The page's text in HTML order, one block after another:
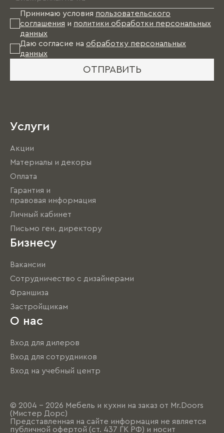
Принимаю условия пользовательского
соглашения и политики обработки персональных
данных
Даю согласие на обработку персональных
данных
ОТПРАВИТЬ
Услуги
Акции
Материалы и декоры
Оплата
Гарантия и
правовая информация
Личный кабинет
Письмо ген. директору
Бизнесу
Вакансии
Сотрудничество с дизайнерами
Франшиза
Застройщикам
О нас
Вход для дилеров
Вход для сотрудников
Вход на учебный центр
© 2004 - 2026 Мебель и кухни на заказ от Mr.Doors
(Мистер Дорс)
Представленная на сайте информация не является
публичной офертой (ст. 437 ГК РФ) и носит